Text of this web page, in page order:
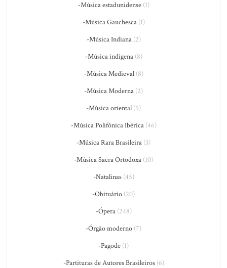
-Música estadunidense(1)
-Música Gauchesca(1)
-Música Indiana(2)
-Música indígena(8)
-Música Medieval(8)
-Música Moderna (2)
-Música oriental (5)
-Música Polifônica Ibérica(46)
-Música Rara Brasileira (3)
-Música Sacra Ortodoxa (10)
-Natalinas(45)
-Obituário (20)
-Ópera(248)
-Órgão moderno (7)
-Pagode (1)
-Partituras de Autores Brasileiros(6)